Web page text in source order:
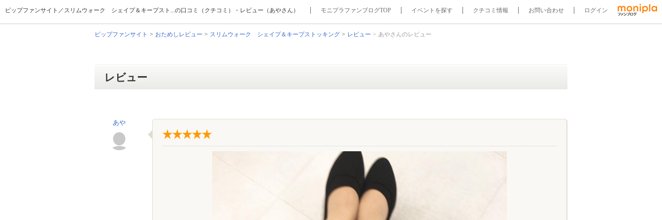
ピップファンサイト／スリムウォーク シェイプ＆キープスト...の口コミ（クチコミ）・レビュー（あやさん） モニプラファンブログTOP イベントを探す クチコミ情報 お問い合わせ ログイン
ピップファンサイト おためしレビュー スリムウォーク シェイプ＆キープストッキング レビュー あやさんのレビュー
レビュー
あや